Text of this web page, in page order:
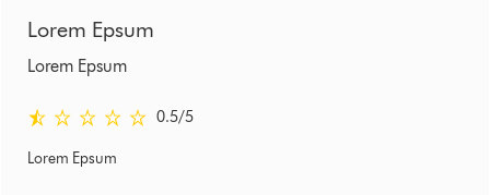
Lorem Epsum
Lorem Epsum
0.5 stelle su 5 da Revisionato il Ratings
0.5/5
Lorem Epsum